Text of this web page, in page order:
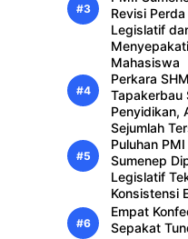
Revisi
Legislatif
Mahasiswa
Perkara
Tapakerbau
Penyidikan,
Sejumlah
Puluhan
Sumenep
Legislatif
Konsistensi
Empat
Sepakat